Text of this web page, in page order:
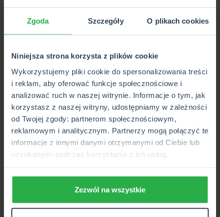
Zgoda Szczegóły O plikach cookies
Niniejsza strona korzysta z plików cookie
Wykorzystujemy pliki cookie do spersonalizowania treści
i reklam, aby oferować funkcje społecznościowe i
analizować ruch w naszej witrynie. Informacje o tym, jak
korzystasz z naszej witryny, udostępniamy w zależności
od Twojej zgody: partnerom społecznościowym,
reklamowym i analitycznym. Partnerzy mogą połączyć te
informacje z innymi danymi otrzymanymi od Ciebie lub
uzyskanymi podczas korzystania z ich usług.
Zezwól na wszystkie
konkretne dane pojazdu:
jego przeznaczenie,
marka,
typ i model,
rok produkcji,
numer VIN,
numer silnika,
numer rejestracyjny,
numer karty pojazdu, jeśli ta została wydana.
Jeśli chciałbyś dowiedzieć się więcej na temat karty
wszystko, co musisz wiedzieć.
Wniosek to nie wszystko. Oprócz wniosku musisz mieć